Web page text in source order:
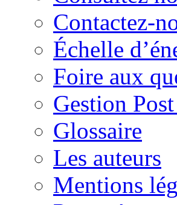
Contactez-
Échelle
Foire aux
Gestion
Glossaire
Les auteurs
Mentions